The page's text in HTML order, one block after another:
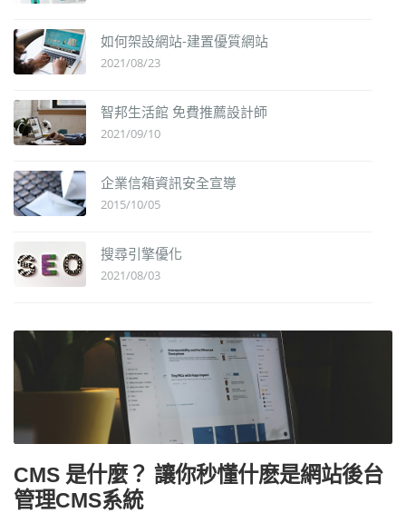
如何架設網站-建置優質網站
2021/08/23
智邦生活館 免費推薦設計師
2021/09/10
企業信箱資訊安全宣導
2015/10/05
搜尋引擎優化
2021/08/03
CMS 是什麼？ 讓你秒懂什麽是網站後台
管理CMS系統